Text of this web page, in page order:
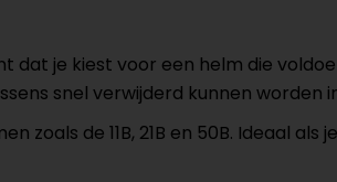
dat je kiest voor een helm die
snel verwijderd kunnen worden
zoals de 11B, 21B en 50B. Ideaal